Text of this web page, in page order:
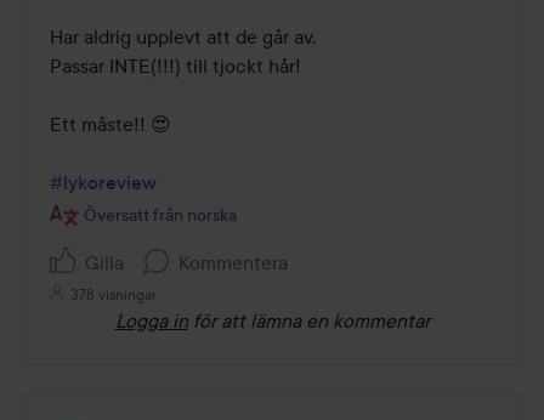
Har aldrig upplevt att de går av.
Passar INTE(!!!) till tjockt hår!
Ett måste!! 😍
#lykoreview
Översatt från norska
Gilla Kommentera
378 visningar
Logga in för att lämna en kommentar